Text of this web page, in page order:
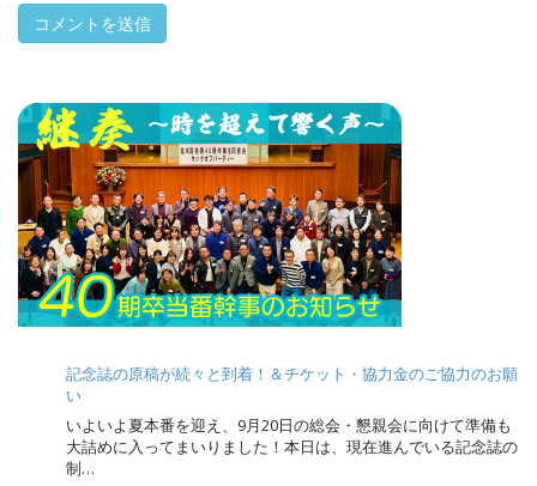
記念誌の原稿が続々と到着！＆チケット・協力金のご協力のお願
い
いよいよ夏本番を迎え、9月20日の総会・懇親会に向けて準備も
大詰めに入ってまいりました！本日は、現在進んでいる記念誌の
制…